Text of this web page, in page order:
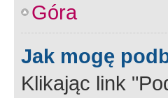
Góra
Jak mogę
Klikając link